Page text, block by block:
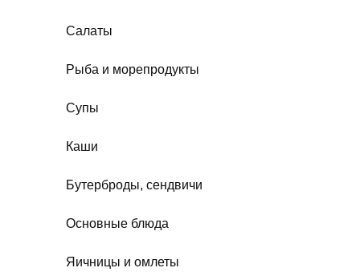
Салаты
Рыба и морепродукты
Супы
Каши
Бутерброды, сендвичи
Основные блюда
Яичницы и омлеты